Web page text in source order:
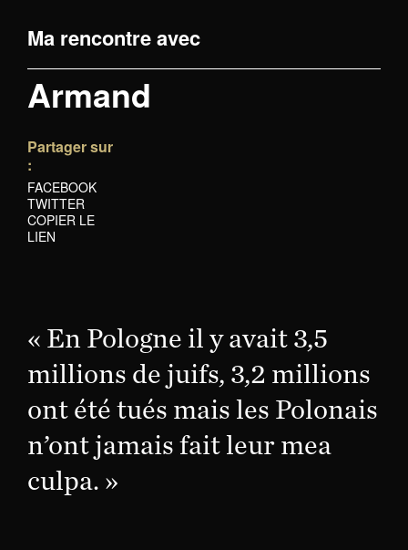
Ma rencontre avec
Armand
Partager sur
:
FACEBOOK
TWITTER
COPIER LE
LIEN
« En Pologne il y avait 3,5
millions de juifs, 3,2 millions
ont été tués mais les Polonais
n’ont jamais fait leur mea
culpa. »